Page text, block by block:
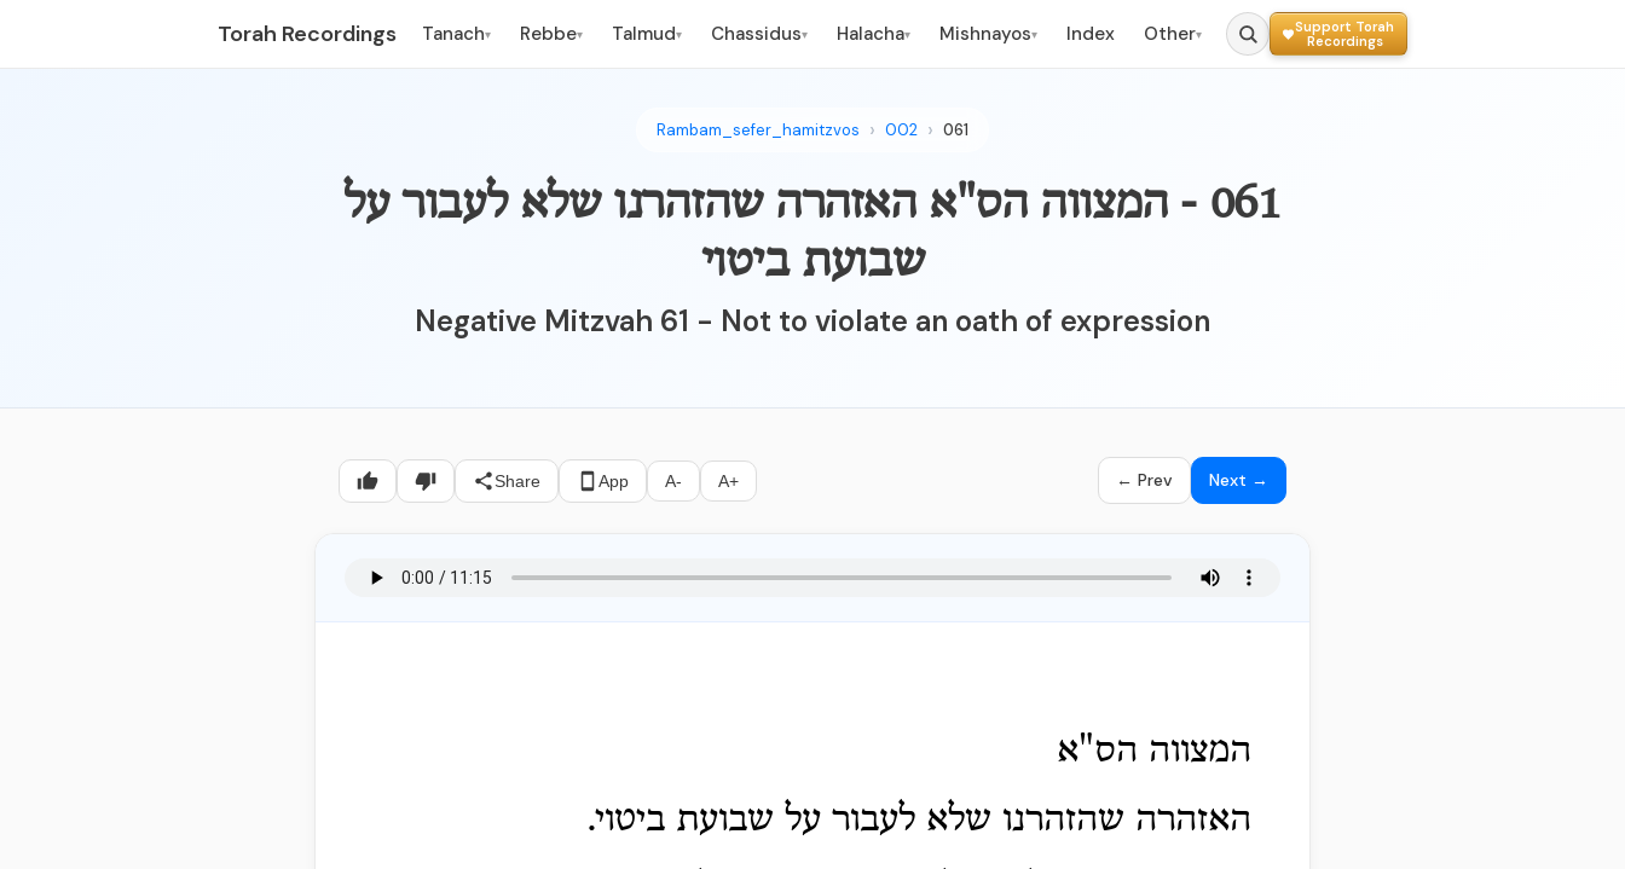
Torah Recordings Tanach▾ Rebbe▾ Talmud▾ Chassidus▾ Halacha▾ Mishnayos▾ Index Other▾
Support Torah
Recordings
Rambam_sefer_hamitzvos 002 061
061 - המצווה הס"א האזהרה שהזהרנו שלא לעבור על
שבועת ביטוי
Negative Mitzvah 61 - Not to violate an oath of expression
Share App A- A+ ← Prev Next →
המצווה הס"א
האזהרה שהזהרנו שלא לעבור על שבועת ביטוי.